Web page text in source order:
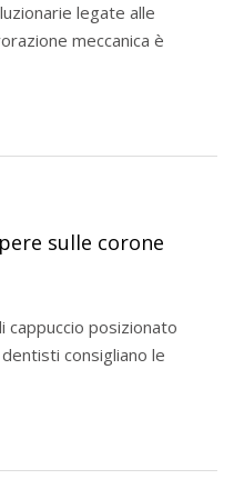
legate alle
meccanica è
sulle corone
cappuccio posizionato